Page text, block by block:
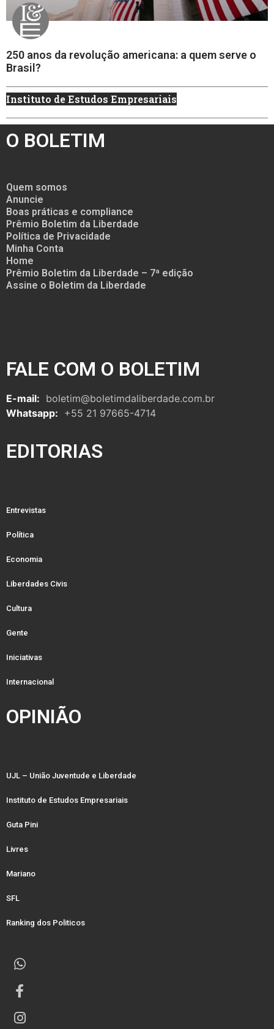
250 anos da revolução americana: a quem serve o
Brasil?
Instituto de Estudos Empresariais
O BOLETIM
Quem somos
Anuncie
Boas práticas e compliance
Prêmio Boletim da Liberdade
Política de Privacidade
Minha Conta
Home
Prêmio Boletim da Liberdade – 7ª edição
Assine o Boletim da Liberdade
FALE COM O BOLETIM
E-mail: boletim@boletimdaliberdade.com.br
Whatsapp: +55 21 97665-4714
EDITORIAS
Entrevistas
Política
Economia
Liberdades Civis
Cultura
Gente
Iniciativas
Internacional
OPINIÃO
UJL – União Juventude e Liberdade
Instituto de Estudos Empresariais
Guta Pini
Livres
Mariano
SFL
Ranking dos Politicos